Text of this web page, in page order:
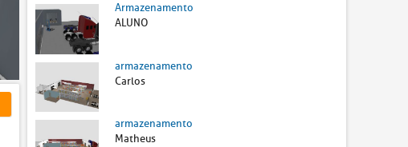
Armazenamento
ALUNO
armazenamento
Carlos
armazenamento
Matheus